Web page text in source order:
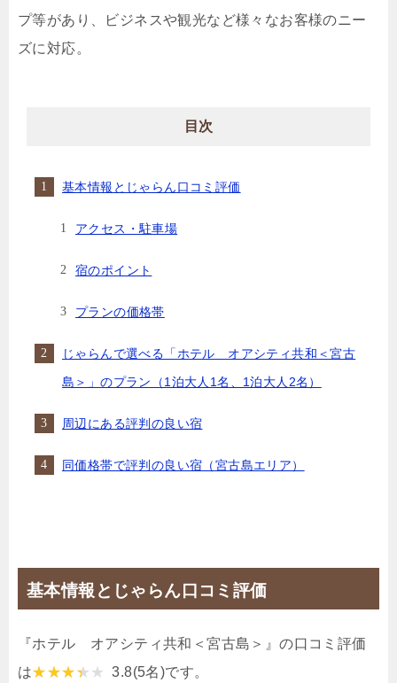
プ等があり、ビジネスや観光など様々なお客様のニー
ズに対応。
目次
基本情報とじゃらん口コミ評価
アクセス・駐車場
宿のポイント
プランの価格帯
じゃらんで選べる「ホテル オアシティ共和＜宮古
島＞」のプラン（1泊大人1名、1泊大人2名）
周辺にある評判の良い宿
同価格帯で評判の良い宿（宮古島エリア）
基本情報とじゃらん口コミ評価
『ホテル オアシティ共和＜宮古島＞』の口コミ評価
は
3.8(5名)です。